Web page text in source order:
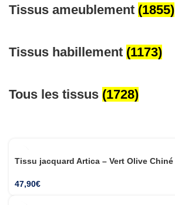
Tissus ameublement (1855)
Tissus habillement (1173)
Tous les tissus (1728)
Tissu jacquard Artica – Vert Olive Chiné
47,90€